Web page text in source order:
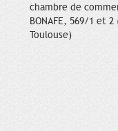
chambre de
BONAFE, 569/1 et
Toulouse)